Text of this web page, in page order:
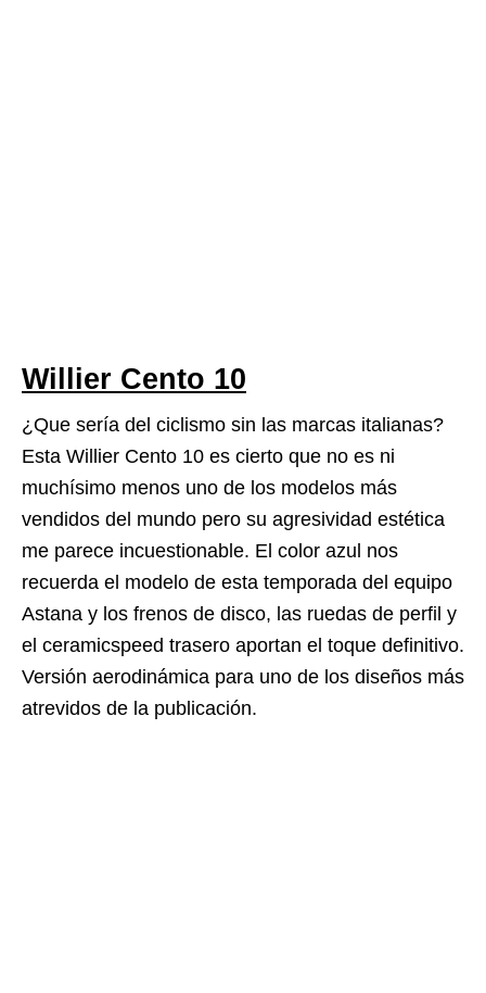
Willier Cento 10
¿Que sería del ciclismo sin las marcas italianas?
Esta Willier Cento 10 es cierto que no es ni
muchísimo menos uno de los modelos más
vendidos del mundo pero su agresividad estética
me parece incuestionable. El color azul nos
recuerda el modelo de esta temporada del equipo
Astana y los frenos de disco, las ruedas de perfil y
el ceramicspeed trasero aportan el toque definitivo.
Versión aerodinámica para uno de los diseños más
atrevidos de la publicación.